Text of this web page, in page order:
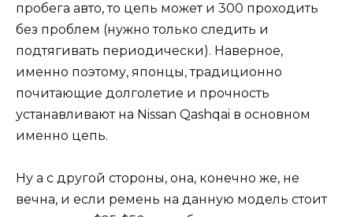
пробега авто, то цепь может и 300 проходить
без проблем (нужно только следить и
подтягивать периодически). Наверное,
именно поэтому, японцы, традиционно
почитающие долголетие и прочность
устанавливают на Nissan Qashqai в основном
именно цепь.
Ну а с другой стороны, она, конечно же, не
вечна, и если ремень на данную модель стоит